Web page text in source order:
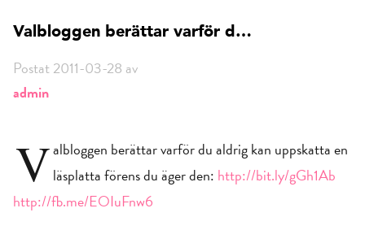
Valbloggen berättar varför d…
Postat 2011-03-28 av
admin
Valbloggen berättar varför du aldrig kan uppskatta en
läsplatta förens du äger den: http://bit.ly/gGh1Ab
http://fb.me/EOIuFnw6